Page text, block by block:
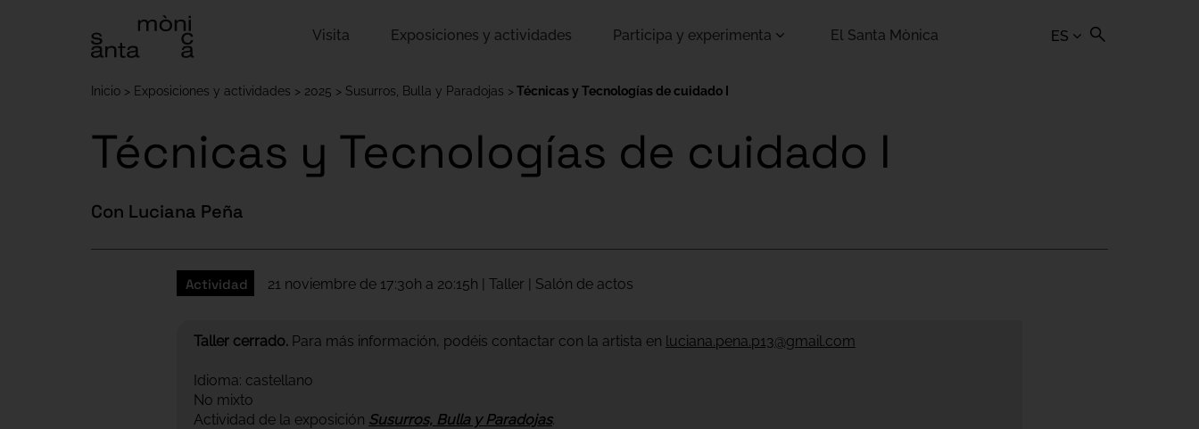
ES
Visita Exposiciones y actividades Participa y experimenta El Santa Mònica
Inicio Exposiciones y actividades 2025 Susurros, Bulla y Paradojas Técnicas y Tecnologías de cuidado I
Técnicas y Tecnologías de cuidado I
Con Luciana Peña
Actividad 21 noviembre de 17:30h a 20:15h | Taller | Salón de actos
Taller cerrado. Para más información, podéis contactar con la artista en luciana.pena.p13@gmail.com
Idioma: castellano
No mixto
Actividad de la exposición Susurros, Bulla y Paradojas.